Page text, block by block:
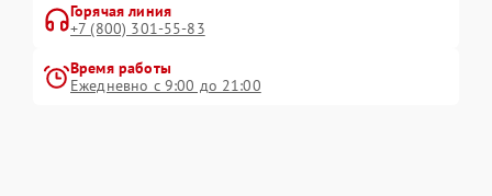
Горячая линия
+7 (800) 301-55-83
Время работы
Ежедневно с 9:00 до 21:00